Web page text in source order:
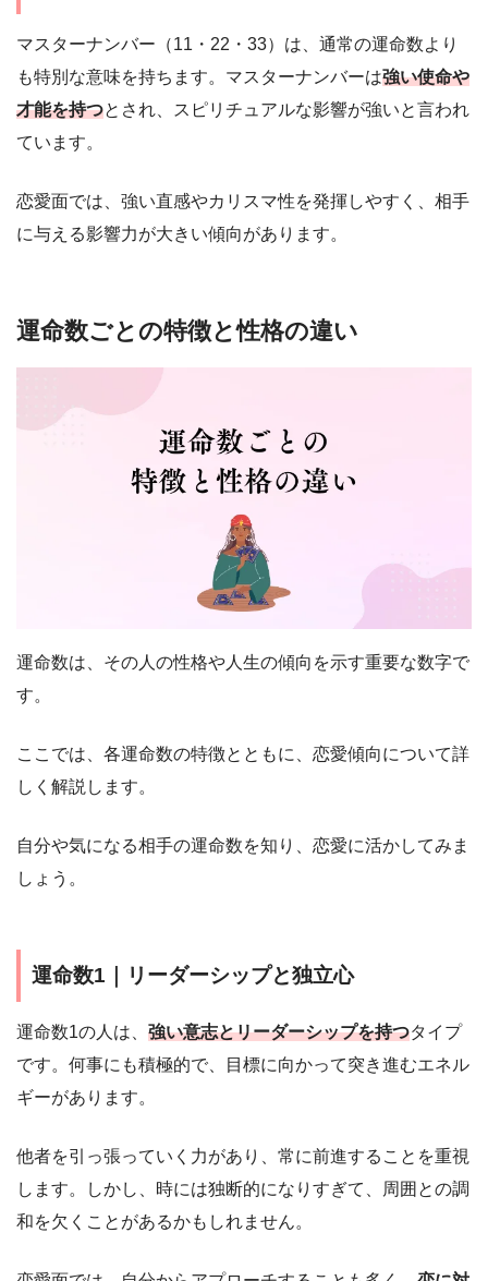
マスターナンバー（11・22・33）は、通常の運命数より
も特別な意味を持ちます。マスターナンバーは強い使命や
才能を持つとされ、スピリチュアルな影響が強いと言われ
ています。
恋愛面では、強い直感やカリスマ性を発揮しやすく、相手
に与える影響力が大きい傾向があります。
運命数ごとの特徴と性格の違い
運命数は、その人の性格や人生の傾向を示す重要な数字で
す。
ここでは、各運命数の特徴とともに、恋愛傾向について詳
しく解説します。
自分や気になる相手の運命数を知り、恋愛に活かしてみま
しょう。
運命数1｜リーダーシップと独立心
運命数1の人は、 強い意志とリーダーシップを持つタイプ
です。何事にも積極的で、目標に向かって突き進むエネル
ギーがあります。
他者を引っ張っていく力があり、常に前進することを重視
します。しかし、時には独断的になりすぎて、周囲との調
和を欠くことがあるかもしれません。